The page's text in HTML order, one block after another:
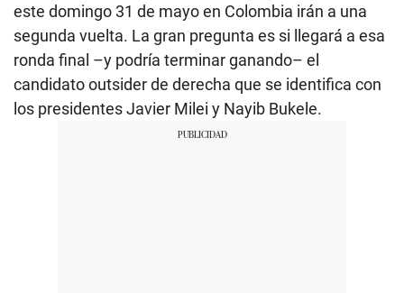
este domingo 31 de mayo en Colombia irán a una
segunda vuelta. La gran pregunta es si llegará a esa
ronda final –y podría terminar ganando– el
candidato outsider de derecha que se identifica con
los presidentes Javier Milei y Nayib Bukele.